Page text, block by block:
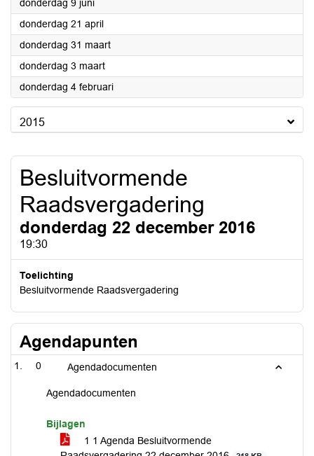
donderdag 9 juni
donderdag 21 april2016
donderdag 31 maart2016
donderdag 3 maart2016
donderdag 4 februari2016
2015
Besluitvormende
Raadsvergadering
donderdag 22 december 2016
19:30
Toelichting
Besluitvormende Raadsvergadering
Agendapunten
0 Agendadocumenten
Agendadocumenten
Bijlagen
1 1 Agenda Besluitvormende